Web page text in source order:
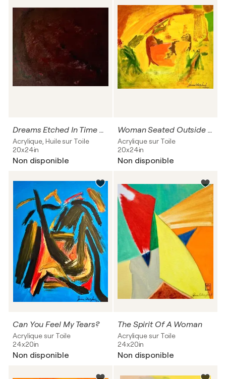
Dreams Etched In Time Disappear Like Vapor
Acrylique, Huile sur Toile
20x24in
Non disponible
Woman Seated Outside Mexican Marketplace
Acrylique sur Toile
20x24in
Non disponible
Can You Feel My Tears?
Acrylique sur Toile
24x20in
Non disponible
The Spirit Of A Woman
Acrylique sur Toile
24x20in
Non disponible